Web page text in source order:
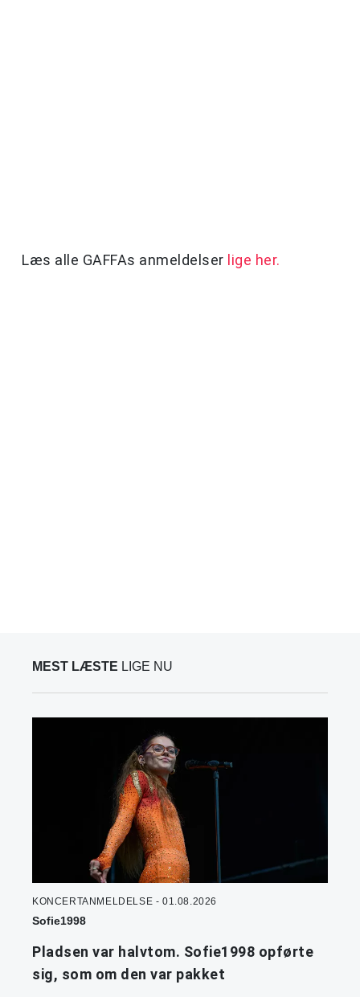
Læs alle GAFFAs anmeldelser lige her.
MEST LÆSTE LIGE NU
KONCERTANMELDELSE - 01.08.2026
Sofie1998
Pladsen var halvtom. Sofie1998 opførte
sig, som om den var pakket